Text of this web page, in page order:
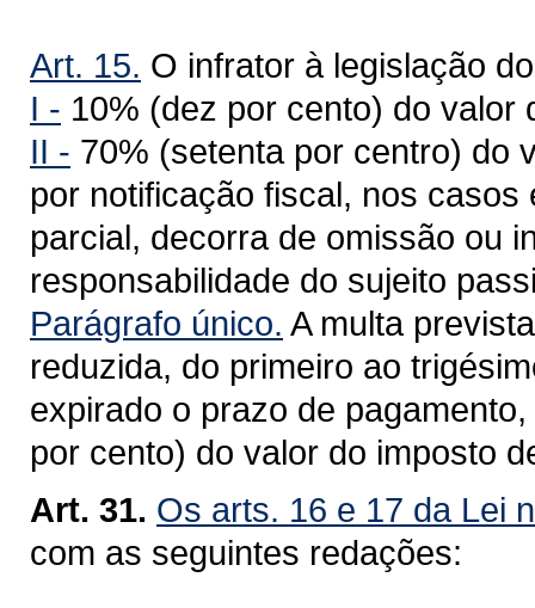
Art. 15. O infrator à legislação
I - 10% (dez por cento) do valor
II - 70% (setenta por centro) do
por notificação fiscal, nos
parcial, decorra de omissão ou
responsabilidade do sujeito
Parágrafo único. A multa
reduzida, do primeiro ao
expirado o prazo de
por cento) do valor do imposto
Art. 31. Os arts. 16 e 17 da Lei
com as seguintes redações: